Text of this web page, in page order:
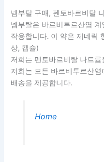
넴부탈 구매, 펜토바르비탈
넴부탈은 바르비투르산염
작용합니다. 이 약은 제네릭
상, 캡슐)
저희는 펜토바르비탈 나트
저희는 모든 바르비투르산
배송을 제공합니다.
Home